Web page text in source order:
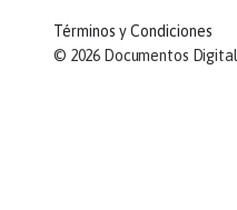
© 2026 Documentos
Términos y Condiciones